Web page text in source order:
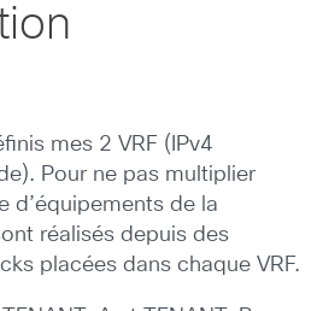
mes 2 VRF (IPv4
Pour ne pas multiplier
d’équipements de la
réalisés depuis des
placées dans chaque VRF.